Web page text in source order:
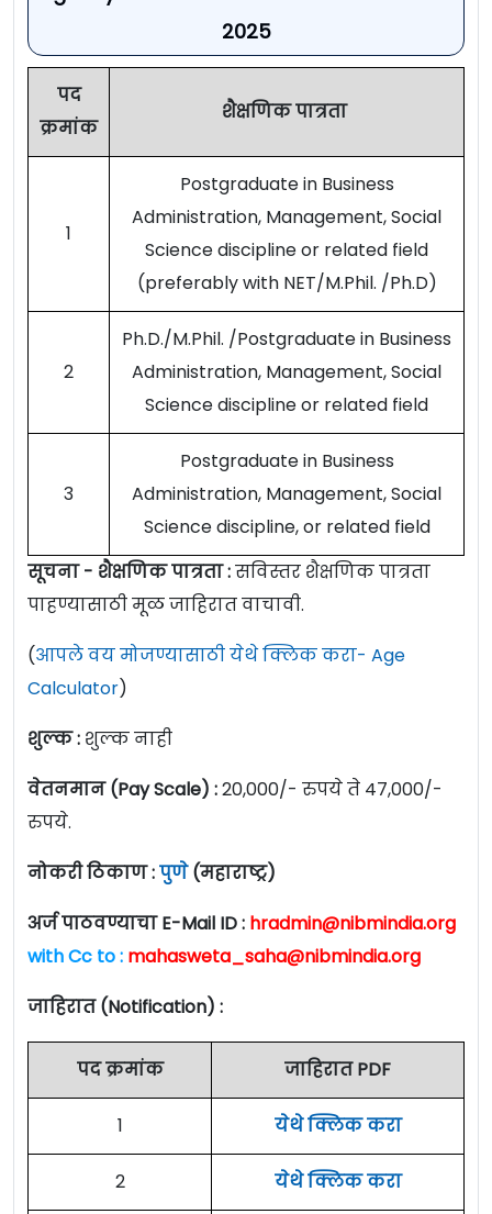
2025
पद
क्रमांक
शैक्षणिक पात्रता
1
Postgraduate in Business
Administration, Management, Social
Science discipline or related field
(preferably with NET/M.Phil. /Ph.D)
2
Ph.D./M.Phil. /Postgraduate in Business
Administration, Management, Social
Science discipline or related field
3
Postgraduate in Business
Administration, Management, Social
Science discipline, or related field
सूचना - शैक्षणिक पात्रता :सविस्तर शैक्षणिक पात्रता
पाहण्यासाठी मूळ जाहिरात वाचावी.
(आपले वय मोजण्यासाठी येथे क्लिक करा- Age
Calculator)
शुल्क : शुल्क नाही
वेतनमान (Pay Scale) :20,000/- रुपये ते 47,000/-
रुपये.
नोकरी ठिकाण :पुणे(महाराष्ट्र)
अर्ज पाठवण्याचा E-Mail ID : hradmin@nibmindia.org
with Cc to : mahasweta_saha@nibmindia.org
जाहिरात (Notification) :
पद क्रमांक जाहिरात PDF
1 येथे क्लिक करा
2 येथे क्लिक करा